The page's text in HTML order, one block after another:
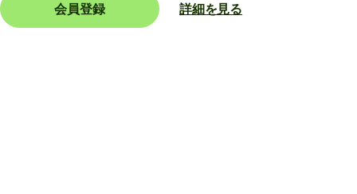
会員登録 詳細を見る